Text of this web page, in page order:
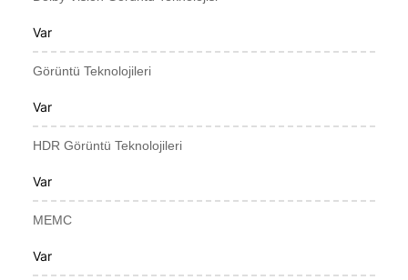
Var
Görüntü Teknolojileri
Var
HDR Görüntü Teknolojileri
Var
MEMC
Var